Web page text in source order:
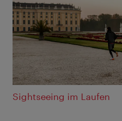
Sightseeing im Laufen